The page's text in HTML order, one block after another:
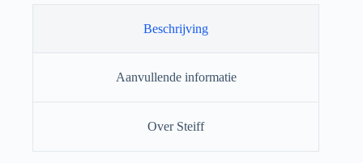
Beschrijving
Aanvullende informatie
Over Steiff